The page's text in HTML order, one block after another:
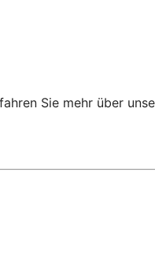
Sie mehr über